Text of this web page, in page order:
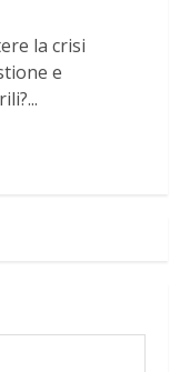
la crisi
e